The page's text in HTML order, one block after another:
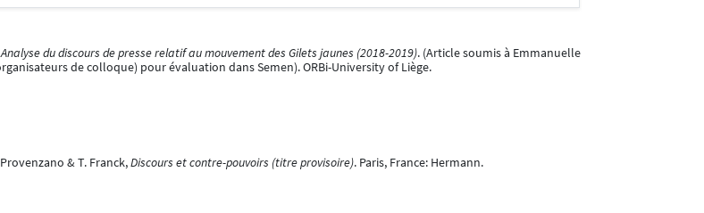
du discours de presse relatif au mouvement des Gilets jaunes (2018-2019). (Article soumis à Emmanuelle
de colloque) pour évaluation dans Semen). ORBi-University of Liège.
& T. Franck,Discours et contre-pouvoirs (titre provisoire). Paris, France: Hermann.